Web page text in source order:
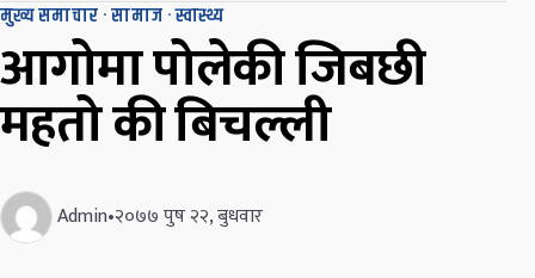
मुख्य समाचार ·सामाज ·स्वास्थ्य
आगोमा पोलेकी जिबछी
महतो की बिचल्ली
Admin•२०७७ पुष २२, बुधवार